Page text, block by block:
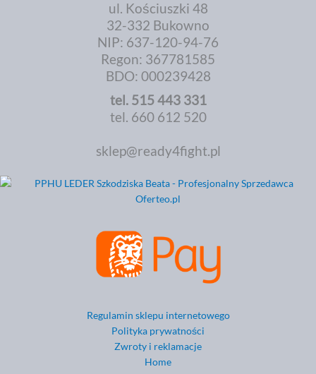
ul. Kościuszki 48
32-332 Bukowno
NIP: 637-120-94-76
Regon: 367781585
BDO: 000239428
tel. 515 443 331
tel. 660 612 520
sklep@ready4fight.pl
Regulamin sklepu internetowego
Polityka prywatności
Zwroty i reklamacje
Home